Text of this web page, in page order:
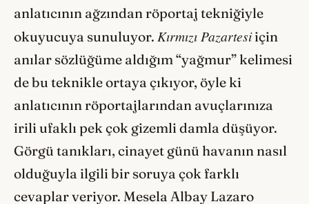
anlatıcının ağzından röportaj tekniğiyle
okuyucuya sunuluyor. Kırmızı Pazartesiiçin
anılar sözlüğüme aldığım “yağmur” kelimesi
de bu teknikle ortaya çıkıyor, öyle ki
anlatıcının röportajlarından avuçlarınıza
irili ufaklı pek çok gizemli damla düşüyor.
Görgü tanıkları, cinayet günü havanın nasıl
olduğuyla ilgili bir soruya çok farklı
cevaplar veriyor. Mesela Albay Lazaro